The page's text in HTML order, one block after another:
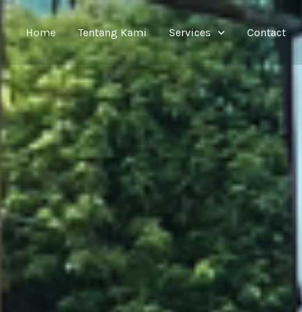
Home Tentang Kami Services Contact